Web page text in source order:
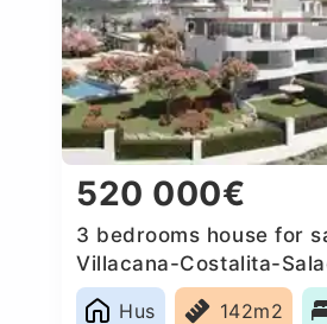
520 000€
3 bedrooms house for
Villacana-Costalita-
Hus
142m2